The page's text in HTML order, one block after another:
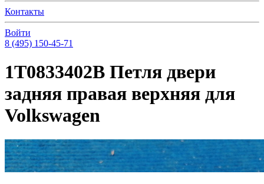
Контакты
Войти
8 (495) 150-45-71
1T0833402B Петля двери
задняя правая верхняя для
Volkswagen